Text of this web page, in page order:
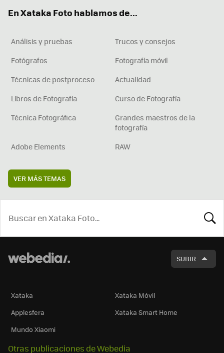
En Xataka Foto hablamos de...
Análisis y pruebas
Trucos y consejos
Fotógrafos
Fotografía móvil
Técnicas de postproceso
Actualidad
Libros de Fotografía
Curso de Fotografía
Técnica Fotográfica
Grandes maestros de la
fotografía
Adobe Elements
RAW
VER MÁS TEMAS
SUBIR
Xataka
Xataka Móvil
Applesfera
Xataka Smart Home
Mundo Xiaomi
Otras publicaciones de Webedia